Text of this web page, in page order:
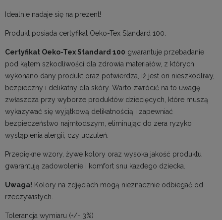
Idealnie nadaje się na prezent!
Produkt posiada certyfikat Oeko-Tex Standard 100.
Certyfikat Oeko-Tex Standard 100 gwarantuje przebadanie
pod kątem szkodliwości dla zdrowia materiałów, z których
wykonano dany produkt oraz potwierdza, iż jest on nieszkodliwy,
bezpieczny i delikatny dla skóry. Warto zwrócić na to uwagę
zwłaszcza przy wyborze produktów dziecięcych, które muszą
wykazywać się wyjątkową delikatnością i zapewniać
bezpieczeństwo najmłodszym, eliminując do zera ryzyko
wystąpienia alergii, czy uczuleń.
Przepiękne wzory, żywe kolory oraz wysoka jakość produktu
gwarantują zadowolenie i komfort snu każdego dziecka.
Uwaga! Kolory na zdjęciach mogą nieznacznie odbiegać od
rzeczywistych.
Tolerancja wymiaru (+/- 3%)